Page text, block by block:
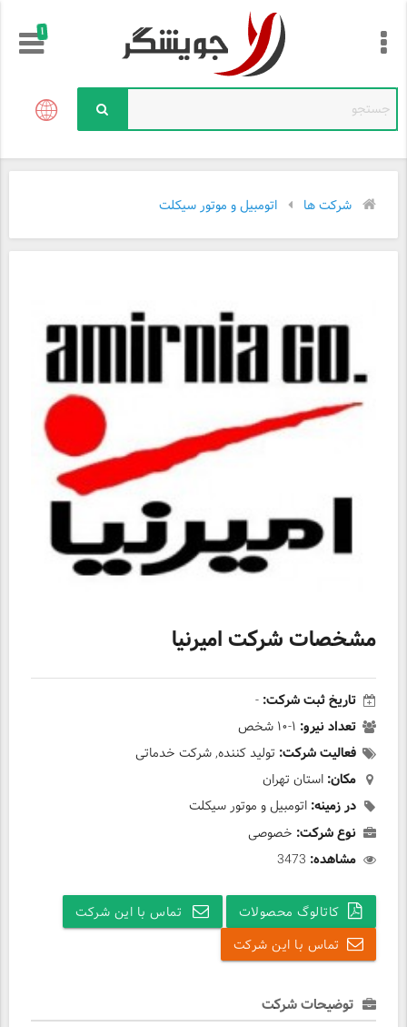
!
شرکت ها اتومبیل و موتور سیکلت
مشخصات شرکت امیرنیا
تاریخ ثبت شرکت: -
تعداد نیرو: ۱-۱۰ شخص
فعالیت شرکت: تولید کننده, شرکت خدماتی
مکان: استان تهران
در زمینه: اتومبیل و موتور سیکلت
نوع شرکت: خصوصی
مشاهده: 3473
کاتالوگ محصولات
تماس با این شرکت
تماس با این شرکت
توضیحات شرکت